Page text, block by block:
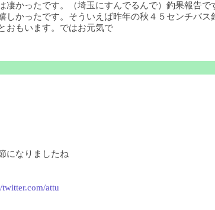
凄かったです。（埼玉にすんでるんで）釣果報告
かったです。そういえば昨年の秋４５センチバ
おもいます。ではお元気で
になりましたね
twitter.com/attu